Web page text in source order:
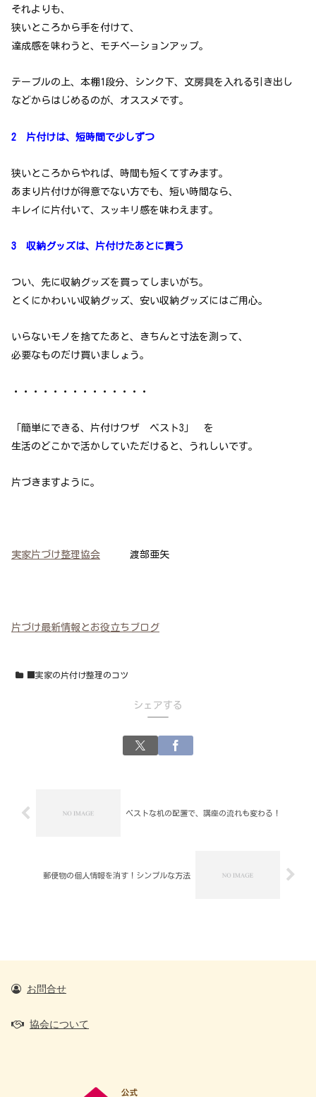
それよりも、
狭いところから手を付けて、
達成感を味わうと、モチベーションアップ。
テーブルの上、本棚1段分、シンク下、文房具を入れる引き出し
などからはじめるのが、オススメです。
2 片付けは、短時間で少しずつ
狭いところからやれば、時間も短くてすみます。
あまり片付けが得意でない方でも、短い時間なら、
キレイに片付いて、スッキリ感を味わえます。
3 収納グッズは、片付けたあとに買う
つい、先に収納グッズを買ってしまいがち。
とくにかわいい収納グッズ、安い収納グッズにはご用心。
いらないモノを捨てたあと、きちんと寸法を測って、
必要なものだけ買いましょう。
・・・・・・・・・・・・・・
「簡単にできる、片付けワザ ベスト3」 を
生活のどこかで活かしていただけると、うれしいです。
片づきますように。
実家片づけ整理協会 渡部亜矢
片づけ最新情報とお役立ちブログ
■実家の片付け整理のコツ
シェアする
ベストな机の配置で、講座の流れも変わる！
郵便物の個人情報を消す！シンプルな方法
お問合せ
協会について